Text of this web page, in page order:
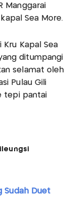
Manggarai
Sea More.
Kapal Sea
ditumpangi
selamat oleh
Pulau Gili
tepi pantai
Sudah Duet